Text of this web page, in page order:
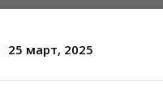
25 март, 2025